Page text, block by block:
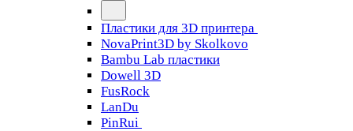
Пластики для 3D принтера
NovaPrint3D by Skolkovo
Bambu Lab пластики
Dowell 3D
FusRock
LanDu
PinRui